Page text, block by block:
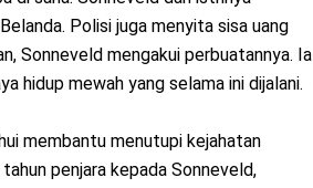
Polisi juga menyita sisa uang
Sonneveld mengakui perbuatannya. Ia
hidup mewah yang selama ini dijalani.
membantu menutupi kejahatan
penjara kepada Sonneveld,